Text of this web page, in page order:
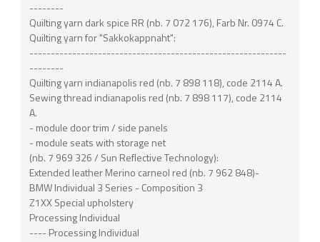
--------
Quilting yarn dark spice RR (nb. 7 072 176), Farb Nr. 0974 C.
Quilting yarn for "Sakkokappnaht":
------------------------------------------------------------
--------
Quilting yarn indianapolis red (nb. 7 898 118), code 2114 A.
Sewing thread indianapolis red (nb. 7 898 117), code 2114
A.
- module door trim / side panels
- module seats with storage net
(nb. 7 969 326 / Sun Reflective Technology):
Extended leather Merino carneol red (nb. 7 962 848)-
BMW Individual 3 Series - Composition 3
Z1XX Special upholstery
Processing Individual
---- Processing Individual